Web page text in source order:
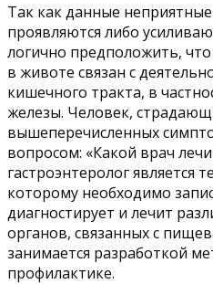
Так как данные
проявляются либо
логично предположить,
в животе связан с
кишечного тракта, в
железы. Человек,
вышеперечисленных
вопросом: «Какой врач
гастроэнтеролог является
которому необходимо
диагностирует и лечит
органов, связанных с
занимается разработкой
профилактике.